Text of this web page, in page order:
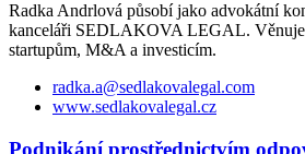
Radka Andrlová působí jako advokátní
kanceláři SEDLAKOVA LEGAL. Věnuje
startupům, M&A a investicím.
radka.a@sedlakovalegal.com
www.sedlakovalegal.cz
Podnikání prostřednictvím